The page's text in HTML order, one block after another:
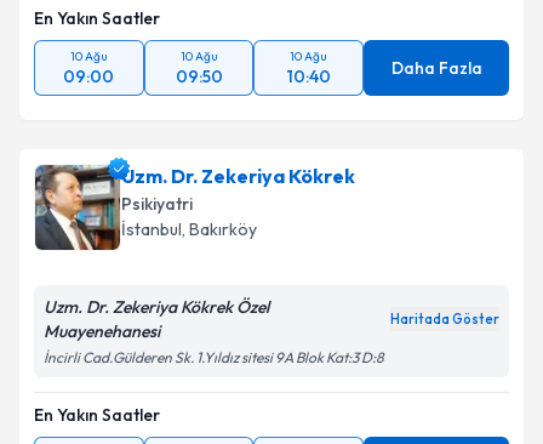
En Yakın Saatler
10 Ağu
09:00
10 Ağu
09:50
10 Ağu
10:40 Daha Fazla
Uzm. Dr. Zekeriya Kökrek
Psikiyatri
İstanbul, Bakırköy
Uzm. Dr. Zekeriya Kökrek Özel
Muayenehanesi
Haritada Göster
İncirli Cad.Gülderen Sk. 1.Yıldız sitesi 9A Blok Kat:3 D:8
En Yakın Saatler